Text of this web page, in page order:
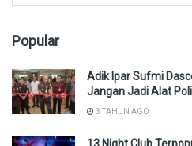
Popular
Adik Ipar Sufmi
Jangan Jadi Alat
3 TAHUN AGO
13 Night Club